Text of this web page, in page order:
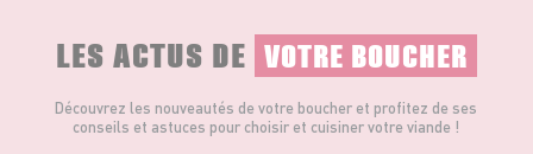
LES ACTUS DE VOTRE BOUCHER
Découvrez les nouveautés de votre boucher et profitez de ses
conseils et astuces pour choisir et cuisiner votre viande !